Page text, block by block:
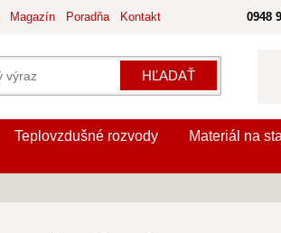
HĽADAŤ
0948
Magazín Poradňa Kontakt
Teplovzdušné rozvody Materiál na